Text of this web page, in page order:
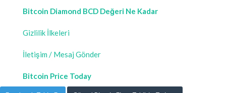
Bitcoin Diamond BCD Değeri Ne Kadar
Gizlilik İlkeleri
İletişim / Mesaj Gönder
Bitcoin Price Today